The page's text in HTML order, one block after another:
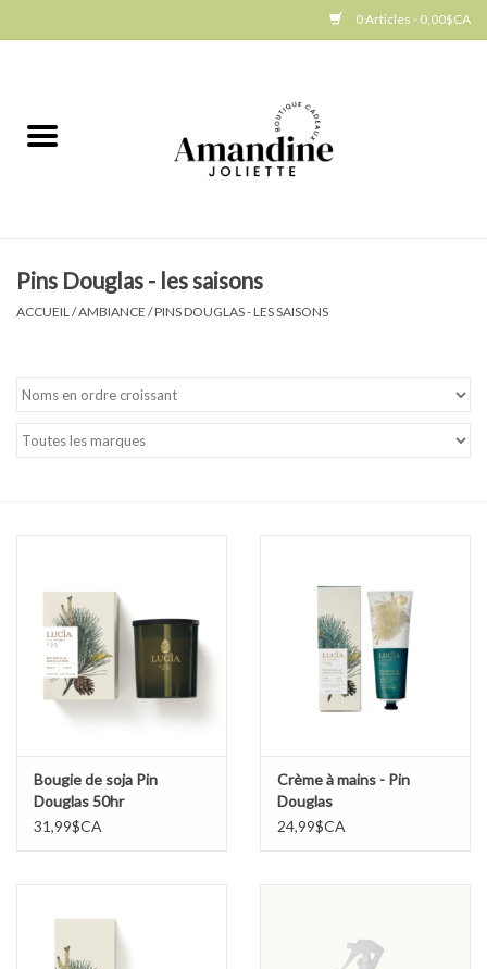
0 Articles - 0,00$CA
Art de la table
Accessoire Mode
Bijoux
Parfumerie
Papeterie
Déco
Gift cards
Pins Douglas - les saisons
ACCUEIL /AMBIANCE /PINS DOUGLAS - LES SAISONS
Bougie de soja Pin
Douglas 50hr
31,99$CA
Crème à mains - Pin
Douglas
24,99$CA